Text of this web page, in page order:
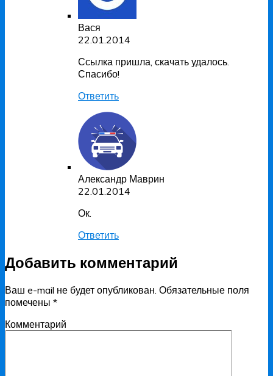
Вася
22.01.2014
Ссылка пришла, скачать удалось.
Спасибо!
Ответить
Александр Маврин
22.01.2014
Ок.
Ответить
Добавить комментарий
Ваш e-mail не будет опубликован. Обязательные поля
помечены *
Комментарий